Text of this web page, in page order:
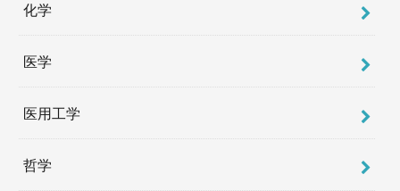
化学
医学
医用工学
哲学